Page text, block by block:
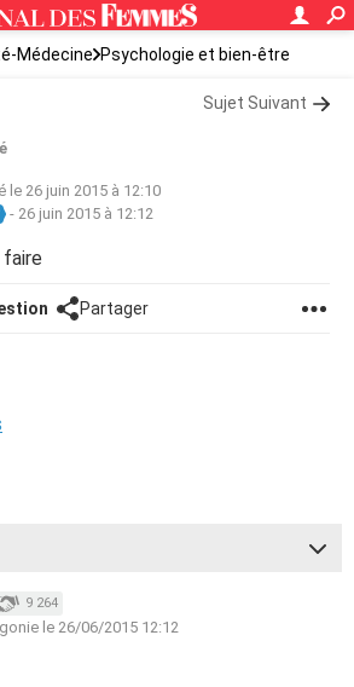
Médecine Psychologie et bien-être
Sujet Suivant
le 26 juin 2015 à 12:10
- 26 juin 2015 à 12:12
Partager
9 264
le 26/06/2015 12:12